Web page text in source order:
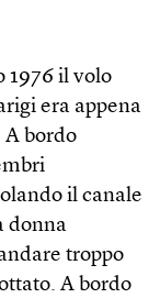
1976 il volo
era appena
A bordo
il canale
donna
troppo
A bordo